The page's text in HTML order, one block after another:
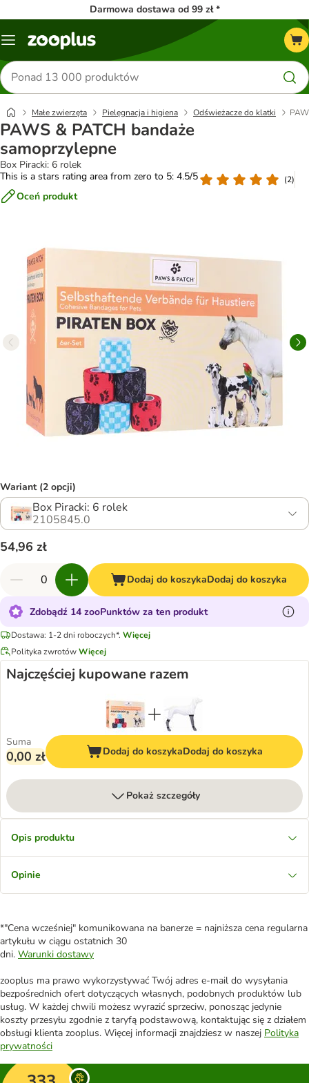
Darmowa dostawa od 99 zł *
Menu
Szukaj
produktów
Małe zwierzęta Pielęgnacja i higiena Odświeżacze do klatki
PAWS & PATCH bandaże
samoprzylepne
Box Piracki: 6 rolek
This is a stars rating area from zero to 5: 4.5/5
(2)
Oceń produkt
Wariant (2 opcji)
Box Piracki: 6 rolek
2105845.0
54,96 zł
Dodaj do koszykaDodaj do koszyka
Zdobądź 14 zooPunktów za ten produkt
Dostawa: 1-2 dni roboczych*. Więcej
Polityka zwrotówWięcej
Najczęściej kupowane razem
Suma
0,00 zł Dodaj do koszykaDodaj do koszyka
Pokaż szczegóły
Opis produktu
Opinie
*"Cena wcześniej" komunikowana na banerze = najniższa cena regularna
artykułu w ciągu ostatnich 30
dni. Warunki dostawy
zooplus ma prawo wykorzystywać Twój adres e-mail do wysyłania
bezpośrednich ofert dotyczących własnych, podobnych produktów lub
usług. W każdej chwili możesz wyrazić sprzeciw, ponosząc jedynie
koszty przesyłu zgodnie z taryfą podstawową, kontaktując się z działem
obsługi klienta zooplus. Więcej informacji znajdziesz w naszej Polityka
prywatności